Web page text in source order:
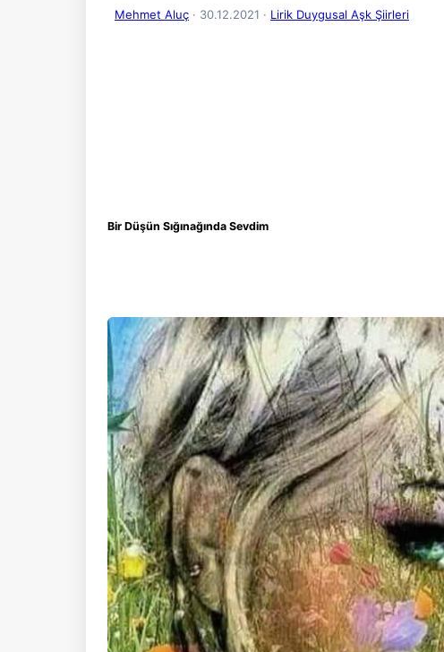
Mehmet Aluç · 30.12.2021 · Lirik Duygusal Aşk Şiirleri
Bir Düşün Sığınağında Sevdim